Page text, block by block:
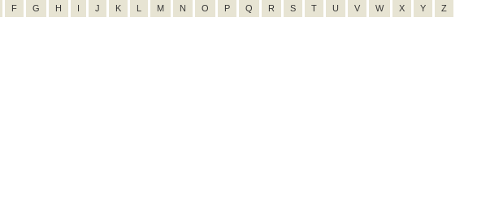
F G H I J K L M N O P Q R S T U V W X Y Z